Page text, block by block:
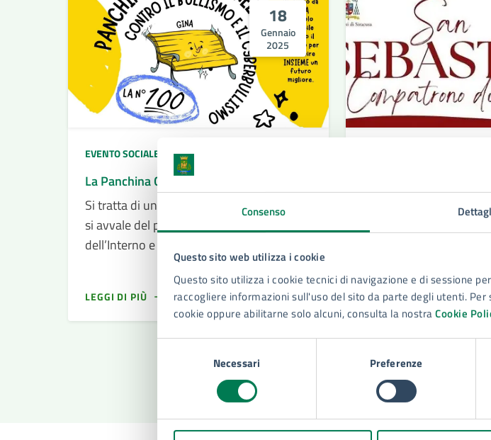
Consenso
Questo sito web utilizza i cookie
Questo sito utilizza i cookie tecnici di navigazione e di sessione
raccogliere informazioni sull'uso del sito da parte degli utenti.
cookie oppure abilitarne solo alcuni, consulta la nostraCookie
Necessari Preferenze
18
Gennaio
2025
EVENTO SOCIALE DAL18/01/25
La Panchina Gialla contro il bullismo
Si tratta di un progetto di Helpis onlus che
si avvale del patrocinio del ministero
dell’Interno e dell’Anci nazionale
LEGGI DI PIÙ
Festeggiamenti di San
Programma dei
LEGGI DI PIÙ
2 3